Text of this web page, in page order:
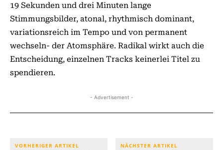
19 Sekunden und drei Minuten lange
Stimmungsbilder, atonal, rhythmisch dominant,
variationsreich im Tempo und von permanent
wechseln- der Atomsphäre. Radikal wirkt auch die
Entscheidung, einzelnen Tracks keinerlei Titel zu
spendieren.
- Advertisement -
VORHERIGER ARTIKEL NÄCHSTER ARTIKEL